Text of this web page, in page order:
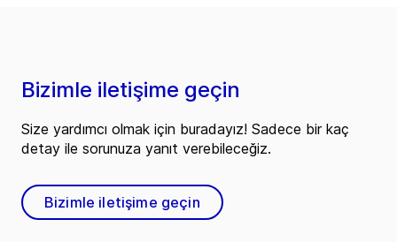
Bizimle iletişime geçin
Size yardımcı olmak için buradayız! Sadece bir kaç
detay ile sorunuza yanıt verebileceğiz.
Bizimle iletişime geçin